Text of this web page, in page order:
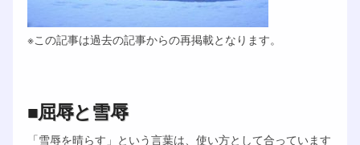
※この記事は過去の記事からの再掲載となります。
■屈辱と雪辱
「雪辱を晴らす」という言葉は、使い方として合っています